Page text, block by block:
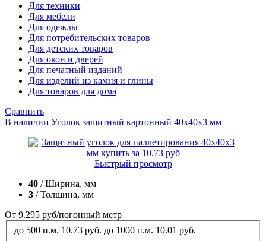
Для техники
Для мебели
Для одежды
Для потребительских товаров
Для детских товаров
Для окон и дверей
Для печатный изданий
Для изделий из камня и глины
Для товаров для дома
Сравнить
В наличии Уголок защитный картонный 40x40x3 мм
Быстрый просмотр
40 / Ширина, мм
3 / Толщина, мм
От 9.295 руб/погонный метр
до 500 п.м. 10.73 руб. до 1000 п.м. 10.01 руб.